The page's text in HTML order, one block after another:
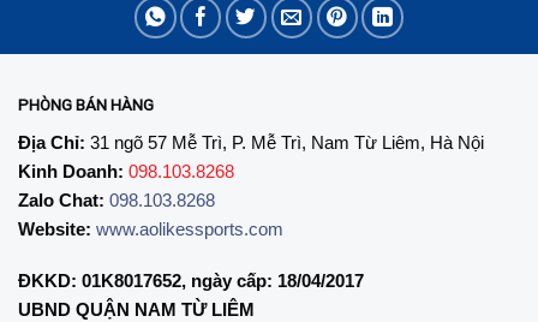
PHÒNG BÁN HÀNG
Địa Chỉ: 31 ngõ 57 Mễ Trì, P. Mễ Trì, Nam Từ Liêm, Hà Nội
Kinh Doanh: 098.103.8268
Zalo Chat: 098.103.8268
Website: www.aolikessports.com
ĐKKD: 01K8017652, ngày cấp: 18/04/2017
UBND QUẬN NAM TỪ LIÊM